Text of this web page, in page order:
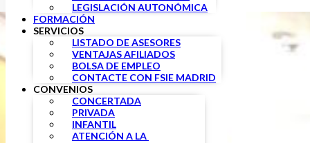
LEGISLACIÓN AUTONÓMICA
FORMACIÓN
SERVICIOS
LISTADO DE ASESORES
VENTAJAS AFILIADOS
BOLSA DE EMPLEO
CONTACTE CON FSIE MADRID
CONVENIOS
CONCERTADA
PRIVADA
INFANTIL
ATENCIÓN A LA